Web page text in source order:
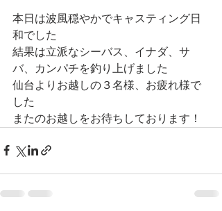
本日は波風穏やかでキャスティング日
和でした
結果は立派なシーバス、イナダ、サ
バ、カンパチを釣り上げました
仙台よりお越しの３名様、お疲れ様で
した
またのお越しをお待ちしております！